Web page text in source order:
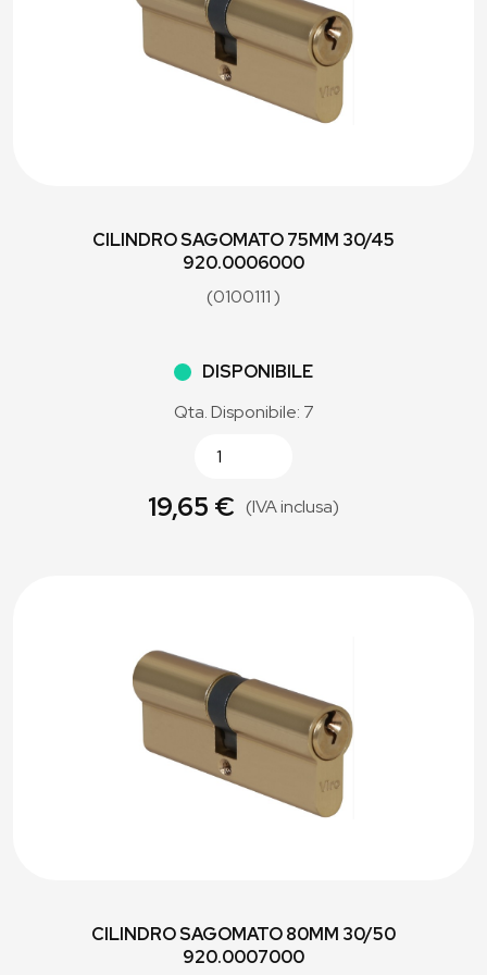
CILINDRO SAGOMATO 75MM 30/45
920.0006000
(0100111 )
DISPONIBILE
Qta. Disponibile: 7
19,65 € (IVA inclusa)
CILINDRO SAGOMATO 80MM 30/50
920.0007000